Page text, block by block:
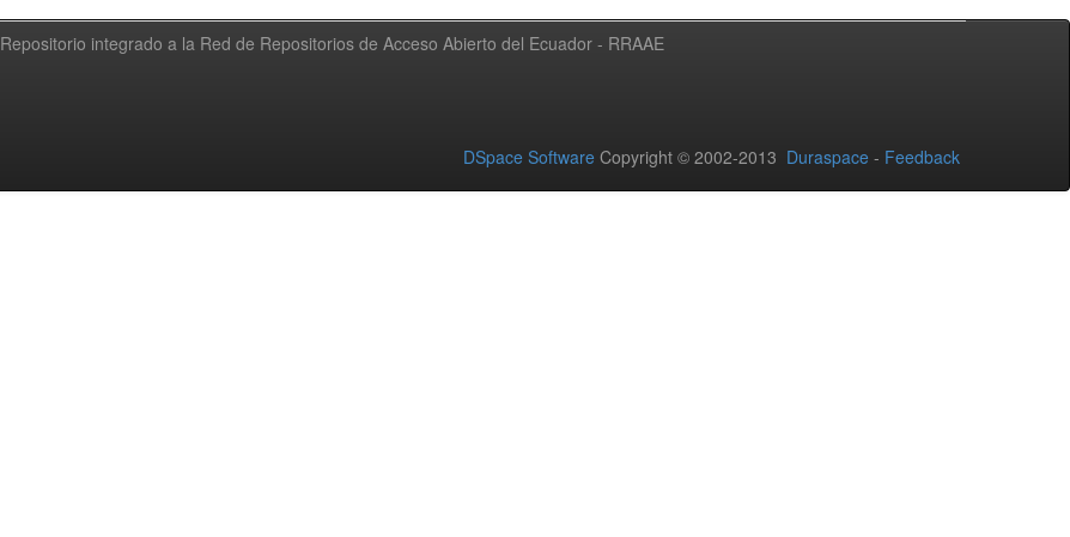
Repositorio integrado a la Red de Repositorios de Acceso Abierto del Ecuador - RRAAE
DSpace Software Copyright © 2002-2013 Duraspace - Feedback